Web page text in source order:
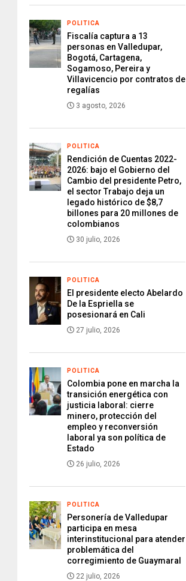
POLITICA
Fiscalía captura a 13
personas en Valledupar,
Bogotá, Cartagena,
Sogamoso, Pereira y
Villavicencio por contratos de
regalías
3 agosto, 2026
POLITICA
Rendición de Cuentas 2022-
2026: bajo el Gobierno del
Cambio del presidente Petro,
el sector Trabajo deja un
legado histórico de $8,7
billones para 20 millones de
colombianos
30 julio, 2026
POLITICA
El presidente electo Abelardo
De la Espriella se
posesionará en Cali
27 julio, 2026
POLITICA
Colombia pone en marcha la
transición energética con
justicia laboral: cierre
minero, protección del
empleo y reconversión
laboral ya son política de
Estado
26 julio, 2026
POLITICA
Personería de Valledupar
participa en mesa
interinstitucional para atender
problemática del
corregimiento de Guaymaral
22 julio, 2026